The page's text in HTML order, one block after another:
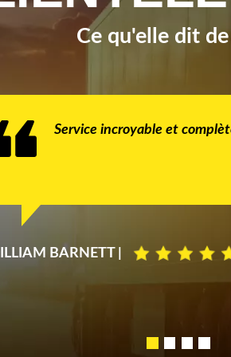
Ce qu'elle dit
Service incroyable et
BARNETT |